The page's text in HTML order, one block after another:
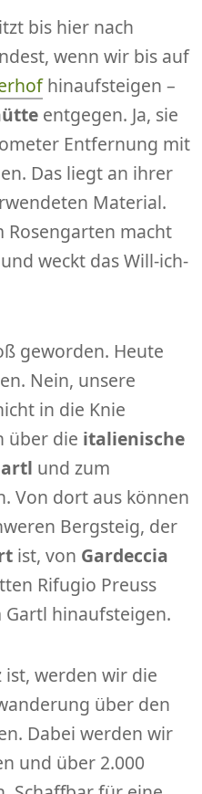
bis hier nach
wenn wir bis auf
hinaufsteigen –
entgegen. Ja, sie
Entfernung mit
Das liegt an ihrer
Material.
Rosengarten macht
weckt das Will-ich-
geworden. Heute
Nein, unsere
in die Knie
über die italienische
und zum
Von dort aus können
Bergsteig, der
ist, von Gardeccia
Rifugio Preuss
hinaufsteigen.
ist, werden wir die
über den
Dabei werden wir
und über 2.000